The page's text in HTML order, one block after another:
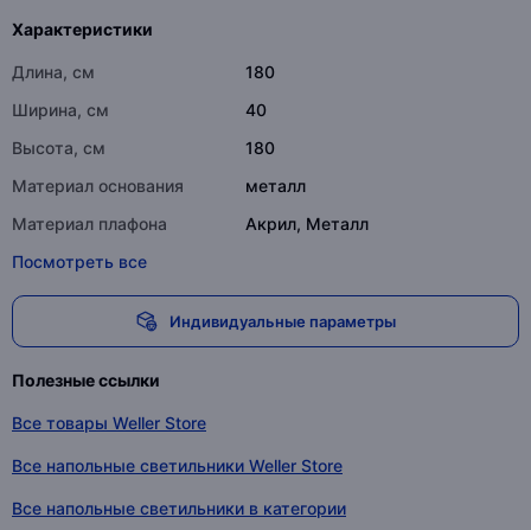
Характеристики
Длина, см
180
Ширина, см
40
Высота, см
180
Материал основания
металл
Материал плафона
Акрил, Металл
Посмотреть все
Индивидуальные параметры
Полезные ссылки
Все товары Weller Store
Все напольные светильники Weller Store
Все напольные светильники в категории